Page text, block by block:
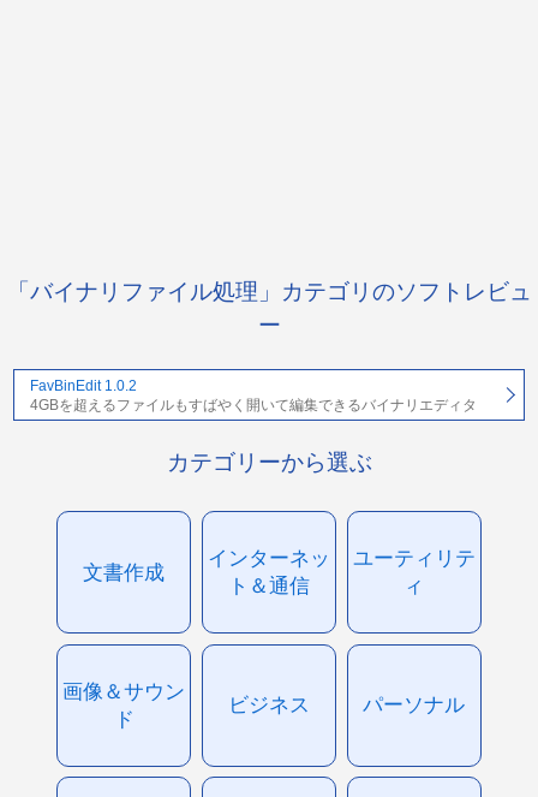
「バイナリファイル処理」カテゴリのソフトレビュ
ー
FavBinEdit 1.0.2
4GBを超えるファイルもすばやく開いて編集できるバイナリエディタ
カテゴリーから選ぶ
文書作成
インターネッ
ト＆通信
ユーティリテ
ィ
画像＆サウン
ド
ビジネス パーソナル